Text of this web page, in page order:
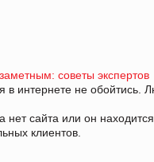
советы экспертов
в интернете не
нет сайта или он
клиентов.